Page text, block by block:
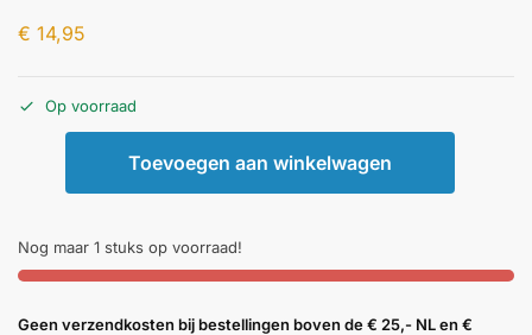
€ 14,95
Op voorraad
Toevoegen aan winkelwagen
Nog maar 1 stuks op voorraad!
Geen verzendkosten bij bestellingen boven de € 25,- NL en €